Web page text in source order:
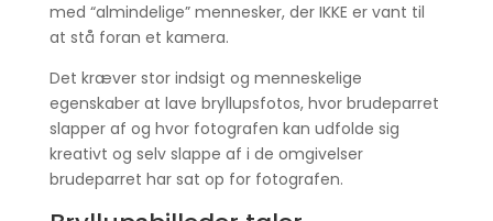
med “almindelige” mennesker, der IKKE er vant til
at stå foran et kamera.
Det kræver stor indsigt og menneskelige
egenskaber at lave bryllupsfotos, hvor brudeparret
slapper af og hvor fotografen kan udfolde sig
kreativt og selv slappe af i de omgivelser
brudeparret har sat op for fotografen.